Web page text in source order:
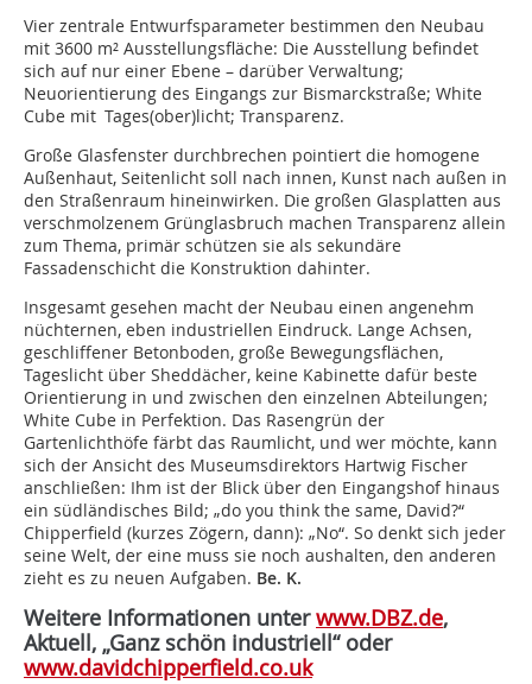
Vier zentrale Entwurfsparameter bestimmen den Neubau
mit 3600 m² Ausstellungsfläche: Die Ausstellung befindet
sich auf nur einer Ebene – darüber Verwaltung;
Neuorientierung des Eingangs zur Bismarckstraße; White
Cube mit Tages(ober)licht; Transparenz.
Große Glasfenster durchbrechen pointiert die homogene
Außenhaut, Seitenlicht soll nach innen, Kunst nach außen in
den Straßenraum hineinwirken. Die großen Glasplatten aus
verschmolzenem Grünglasbruch machen Transparenz allein
zum Thema, primär schützen sie als sekundäre
Fassadenschicht die Konstruktion dahinter.
Insgesamt gesehen macht der Neubau einen angenehm
nüchternen, eben industriellen Eindruck. Lange Achsen,
geschliffener Betonboden, große Bewegungsflächen,
Tageslicht über Sheddächer, keine Kabinette dafür beste
Orientierung in und zwischen den einzelnen Abteilungen;
White Cube in Perfektion. Das Rasengrün der
Gartenlichthöfe färbt das Raumlicht, und wer möchte, kann
sich der Ansicht des Museumsdirektors Hartwig Fischer
anschließen: Ihm ist der Blick über den Eingangshof hinaus
ein südländisches Bild; „do you think the same, David?“
Chipperfield (kurzes Zögern, dann): „No“. So denkt sich jeder
seine Welt, der eine muss sie noch aushalten, den anderen
zieht es zu neuen Aufgaben. Be. K.
Weitere Informationen unterwww.DBZ.de,
Aktuell, „Ganz schön industriell“ oder
www.davidchipperfield.co.uk